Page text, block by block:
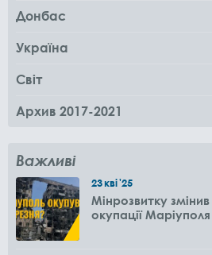
Донбас
Україна
Світ
Архив 2017-2021
Важливі
23кві'25
Мінрозвитку
окупації Маріуполя